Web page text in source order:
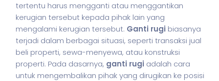
tertentu harus mengganti atau menggantikan
kerugian tersebut kepada pihak lain yang
mengalami kerugian tersebut. Ganti rugi biasanya
terjadi dalam berbagai situasi, seperti transaksi jual
beli properti, sewa-menyewa, atau konstruksi
properti. Pada dasarnya, ganti rugi adalah cara
untuk mengembalikan pihak yang dirugikan ke posisi